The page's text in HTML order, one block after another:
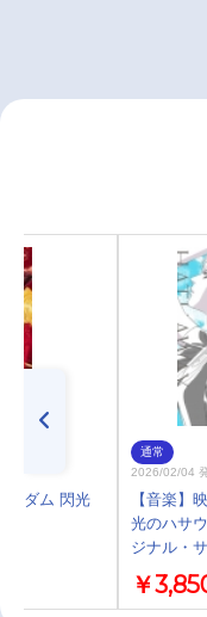
ンダム 閃光
通常
2026/02/04
【音楽】
光のハサ
ジナル・
￥